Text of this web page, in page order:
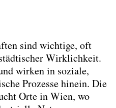
sind wichtige, oft
Wirklichkeit.
wirken in soziale,
Prozesse hinein. Die
Orte in Wien, wo
Industrie- und
und Prozesssteuerung
und
Skills im Umgang